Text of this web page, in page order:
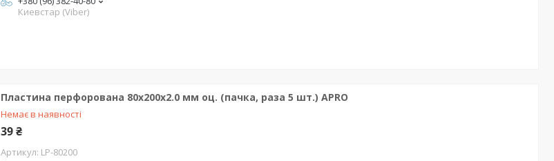
Киевстар (Viber)
Пластина перфорована 80х200х2.0 мм оц. (пачка, раза 5 шт.) APRO
Немає в наявності
39 ₴
LP-80200